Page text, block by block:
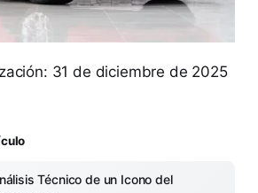
31 de diciembre de 2025
Técnico de un Icono del